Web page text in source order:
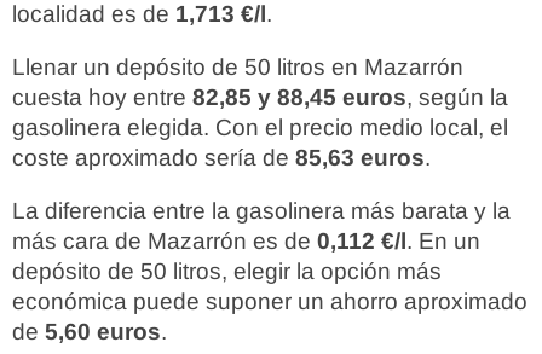
localidad es de 1,713 €/l.
Llenar un depósito de 50 litros en Mazarrón
cuesta hoy entre 82,85 y 88,45 euros, según la
gasolinera elegida. Con el precio medio local, el
coste aproximado sería de 85,63 euros.
La diferencia entre la gasolinera más barata y la
más cara de Mazarrón es de 0,112 €/l. En un
depósito de 50 litros, elegir la opción más
económica puede suponer un ahorro aproximado
de 5,60 euros.